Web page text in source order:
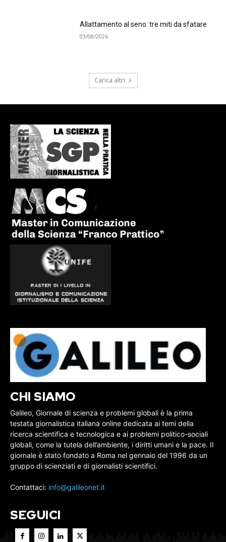
Allattamento al seno: tre miti da sfatare
03/08/2026
Carica altri
CHI SIAMO
Galileo, Giornale di scienza e problemi globali è la prima
testata giornalistica italiana online dedicata ai temi della
ricerca scientifica e tecnologica e ai problemi politico-sociali
globali, come la tutela dell’ambiente, i diritti umani e la pace. Il
giornale è stato fondato a Roma nel gennaio del 1996 da un
gruppo di scienziati e di giornalisti scientifici.
Contattaci: info@galileonet.it
SEGUICI